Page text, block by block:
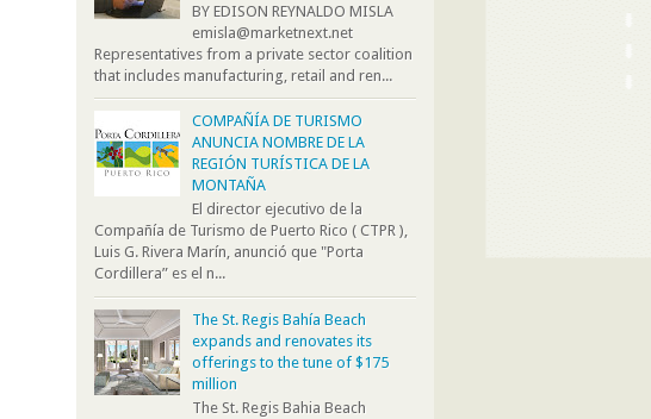
BY EDISON REYNALDO MISLA
emisla@marketnext.net
Representatives from a private sector coalition
that includes manufacturing, retail and ren...
COMPAÑÍA DE TURISMO
ANUNCIA NOMBRE DE LA
REGIÓN TURÍSTICA DE LA
MONTAÑA
El director ejecutivo de la
Compañía de Turismo de Puerto Rico ( CTPR ),
Luis G. Rivera Marín, anunció que "Porta
Cordillera” es el n...
The St. Regis Bahía Beach
expands and renovates its
offerings to the tune of $175
million
The St. Regis Bahia Beach